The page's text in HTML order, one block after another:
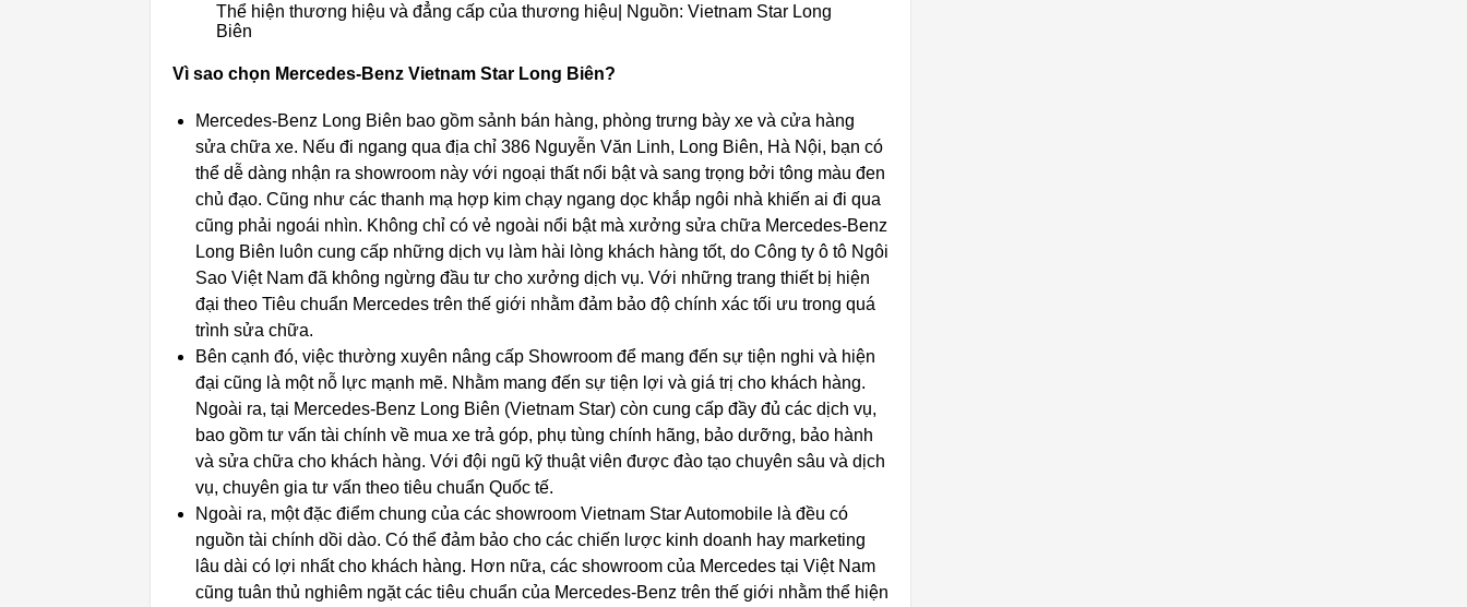
Thể hiện thương hiệu và đẳng cấp của thương hiệu| Nguồn: Vietnam Star Long
Biên
Vì sao chọn Mercedes-Benz Vietnam Star Long Biên?
Mercedes-Benz Long Biên bao gồm sảnh bán hàng, phòng trưng bày xe và cửa hàng
sửa chữa xe. Nếu đi ngang qua địa chỉ 386 Nguyễn Văn Linh, Long Biên, Hà Nội, bạn có
thể dễ dàng nhận ra showroom này với ngoại thất nổi bật và sang trọng bởi tông màu đen
chủ đạo. Cũng như các thanh mạ hợp kim chạy ngang dọc khắp ngôi nhà khiến ai đi qua
cũng phải ngoái nhìn. Không chỉ có vẻ ngoài nổi bật mà xưởng sửa chữa Mercedes-Benz
Long Biên luôn cung cấp những dịch vụ làm hài lòng khách hàng tốt, do Công ty ô tô Ngôi
Sao Việt Nam đã không ngừng đầu tư cho xưởng dịch vụ. Với những trang thiết bị hiện
đại theo Tiêu chuẩn Mercedes trên thế giới nhằm đảm bảo độ chính xác tối ưu trong quá
trình sửa chữa.
Bên cạnh đó, việc thường xuyên nâng cấp Showroom để mang đến sự tiện nghi và hiện
đại cũng là một nỗ lực mạnh mẽ. Nhằm mang đến sự tiện lợi và giá trị cho khách hàng.
Ngoài ra, tại Mercedes-Benz Long Biên (Vietnam Star) còn cung cấp đầy đủ các dịch vụ,
bao gồm tư vấn tài chính về mua xe trả góp, phụ tùng chính hãng, bảo dưỡng, bảo hành
và sửa chữa cho khách hàng. Với đội ngũ kỹ thuật viên được đào tạo chuyên sâu và dịch
vụ, chuyên gia tư vấn theo tiêu chuẩn Quốc tế.
Ngoài ra, một đặc điểm chung của các showroom Vietnam Star Automobile là đều có
nguồn tài chính dồi dào. Có thể đảm bảo cho các chiến lược kinh doanh hay marketing
lâu dài có lợi nhất cho khách hàng. Hơn nữa, các showroom của Mercedes tại Việt Nam
cũng tuân thủ nghiêm ngặt các tiêu chuẩn của Mercedes-Benz trên thế giới nhằm thể hiện